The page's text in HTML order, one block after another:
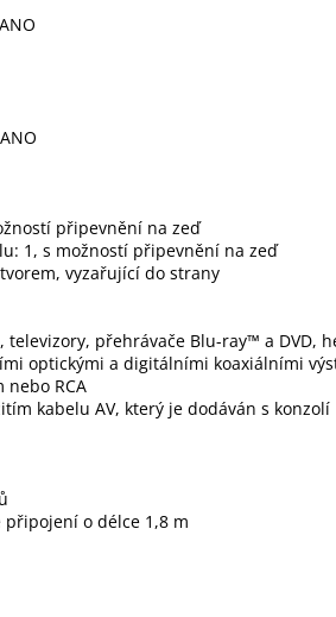
připevnění na zeď
1, s možností připevnění na zeď
vyzařující do strany
televizory, přehrávače Blu-ray™ a DVD,
optickými a digitálními koaxiálními
nebo RCA
kabelu AV, který je dodáván s konzolí
o délce 1,8 m